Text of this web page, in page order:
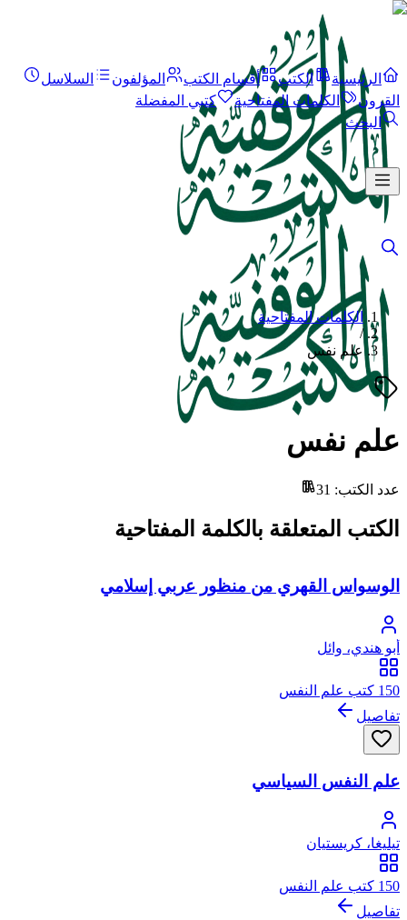
الرئيسية الكتب أقسام الكتب المؤلفون
السلاسل
القرون
الكلمات المفتاحية
كتبي المفضلة
البحث
الكلمات المفتاحية
/
علم نفس
علم نفس
عدد الكتب:
31
الكتب المتعلقة بالكلمة المفتاحية
الوسواس القهري من منظور عربي إسلامي
أبو هندي، وائل
150 كتب علم النفس
تفاصيل
علم النفس السياسي
تيليغا، كريستيان
150 كتب علم النفس
تفاصيل